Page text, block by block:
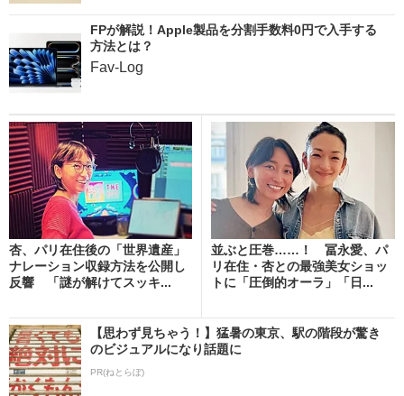
FPが解説！Apple製品を分割手数料0円で入手する
方法とは？
Fav-Log
杏、パリ在住後の「世界遺産」
ナレーション収録方法を公開し
反響 「謎が解けてスッキ...
並ぶと圧巻……！ 冨永愛、パ
リ在住・杏との最強美女ショッ
トに「圧倒的オーラ」「日...
【思わず見ちゃう！】猛暑の東京、駅の階段が驚き
のビジュアルになり話題に
PR(ねとらぼ)